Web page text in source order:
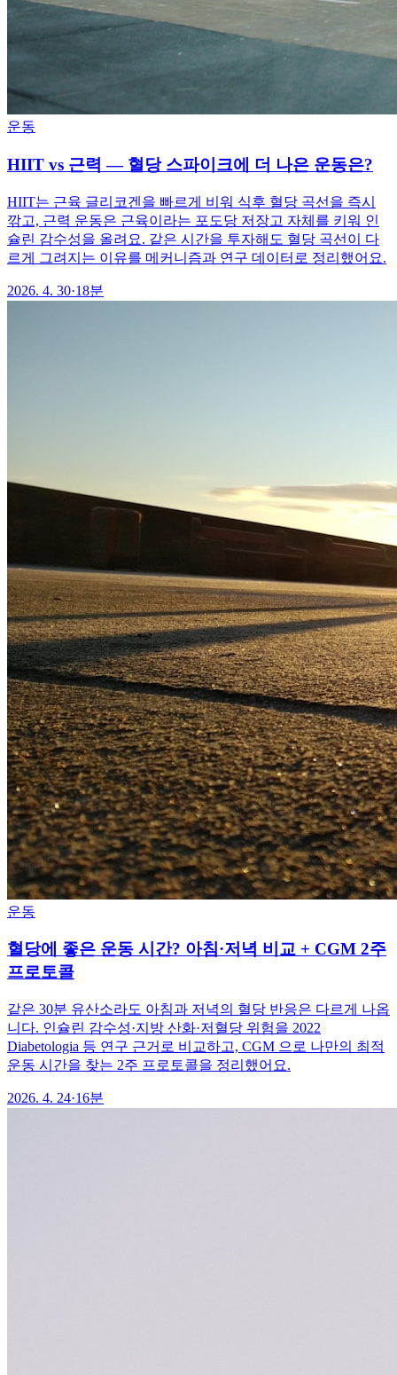
운동
HIIT vs 근력 — 혈당 스파이크에 더 나은 운동은?
HIIT는 근육 글리코겐을 빠르게 비워 식후 혈당 곡선을 즉시
깎고, 근력 운동은 근육이라는 포도당 저장고 자체를 키워 인
슐린 감수성을 올려요. 같은 시간을 투자해도 혈당 곡선이 다
르게 그려지는 이유를 메커니즘과 연구 데이터로 정리했어요.
2026. 4. 30·18분
운동
혈당에 좋은 운동 시간? 아침·저녁 비교 + CGM 2주
프로토콜
같은 30분 유산소라도 아침과 저녁의 혈당 반응은 다르게 나옵
니다. 인슐린 감수성·지방 산화·저혈당 위험을 2022
Diabetologia 등 연구 근거로 비교하고, CGM 으로 나만의 최적
운동 시간을 찾는 2주 프로토콜을 정리했어요.
2026. 4. 24·16분